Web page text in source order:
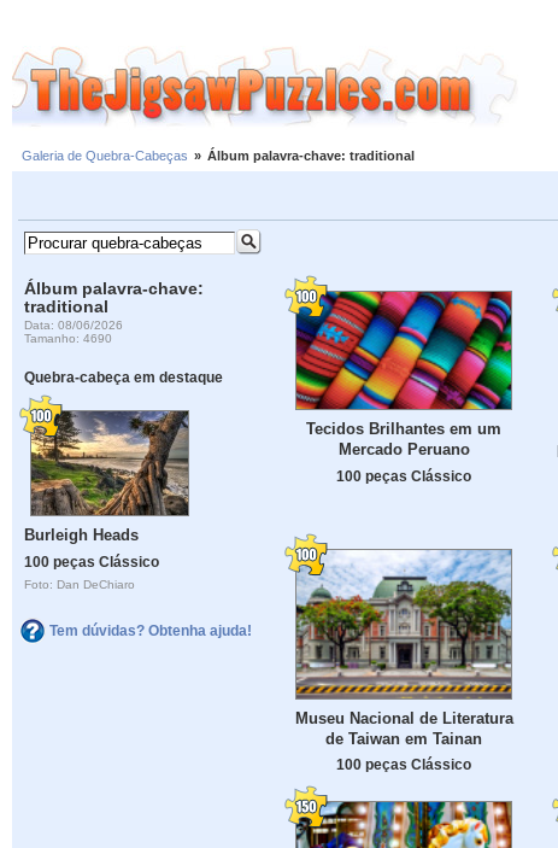
Galeria de Quebra-Cabeças » Álbum palavra-chave: traditional
Álbum palavra-chave:
traditional
Data: 08/06/2026
Tamanho: 4690
Quebra-cabeça em destaque
Burleigh Heads
100 peças Clássico
Foto: Dan DeChiaro
Tem dúvidas? Obtenha ajuda!
Tecidos Brilhantes em um
Mercado Peruano
100 peças Clássico
Museu Nacional de Literatura
de Taiwan em Tainan
100 peças Clássico